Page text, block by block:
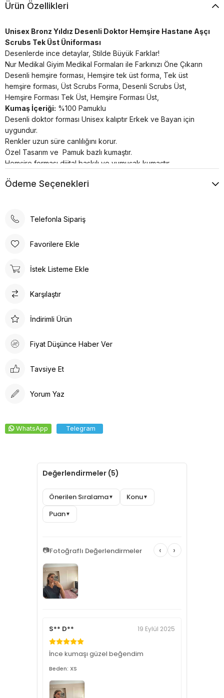
Ürün Özellikleri
Unisex Bronz Yıldız Desenli Doktor Hemşire Hastane Aşçı
Scrubs Tek Üst Üniforması
Desenlerde ince detaylar, Stilde Büyük Farklar!
Nur Medikal Giyim Medikal Formaları ile Farkınızı Öne Çıkarın
Desenli hemşire forması, Hemşire tek üst forma, Tek üst
hemşire forması, Üst Scrubs Forma, Desenli Scrubs Üst,
Hemşire Forması Tek Üst, Hemşire Forması Üst,
Kumaş İçeriği: %100 Pamuklu
Desenli doktor forması Unisex kalıptır Erkek ve Bayan için
uygundur.
Renkler uzun süre canlılığını korur.
Özel Tasarım ve Pamuk bazlı kumaştır.
Hemşire forması dijital baskılı ve yumuşak kumaştır.
Nefes alan özel yapıya sahiptir.
Ödeme Seçenekleri
Telefonla Sipariş
Favorilere Ekle
İstek Listeme Ekle
Karşılaştır
İndirimli Ürün
Fiyat Düşünce Haber Ver
Tavsiye Et
Yorum Yaz
WhatsApp Telegram
Değerlendirmeler (5)
Önerilen Sıralama▼ Konu▼
Puan▼
📷Fotoğraflı Değerlendirmeler ‹ ›
S** D** 19 Eylül 2025
İnce kumaşı güzel beğendim
Beden: XS